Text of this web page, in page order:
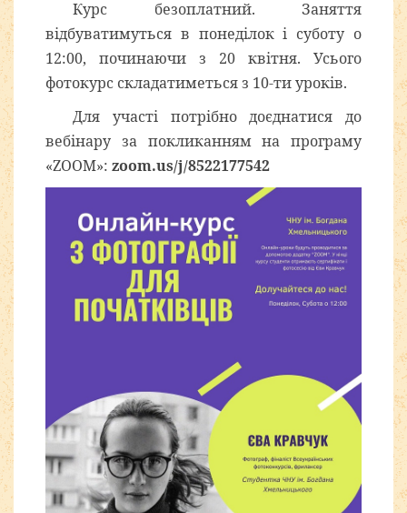
Курс безоплатний. Заняття
відбуватимуться в понеділок і суботу о
12:00, починаючи з 20 квітня. Усього
фотокурс складатиметься з 10-ти уроків.
Для участі потрібно доєднатися до
вебінару за покликанням на програму
«ZOOM»: zoom.us/j/8522177542